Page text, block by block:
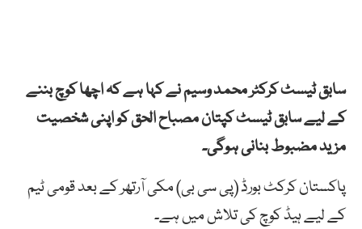
سابق ٹیسٹ کرکٹر محمد وسیم نے کہا ہے کہ اچھا کوچ بننے
کے لیے سابق ٹیسٹ کپتان مصباح الحق کو اپنی شخصیت
مزید مضبوط بنانی ہوگی۔
پاکستان کرکٹ بورڈ (پی سی بی) مکی آرتھر کے بعد قومی ٹیم
کے لیے ہیڈ کوچ کی تلاش میں ہے۔